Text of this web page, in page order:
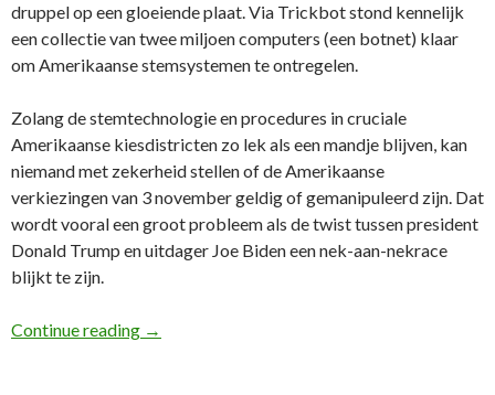
druppel op een gloeiende plaat. Via Trickbot stond kennelijk
een collectie van twee miljoen computers (een botnet) klaar
om Amerikaanse stemsystemen te ontregelen.
Zolang de stemtechnologie en procedures in cruciale
Amerikaanse kiesdistricten zo lek als een mandje blijven, kan
niemand met zekerheid stellen of de Amerikaanse
verkiezingen van 3 november geldig of gemanipuleerd zijn. Dat
wordt vooral een groot probleem als de twist tussen president
Donald Trump en uitdager Joe Biden een nek-aan-nekrace
blijkt te zijn.
Continue reading 82e FD Column: Niemand kan integriteit
→